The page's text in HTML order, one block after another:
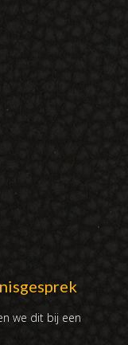
we dit bij een